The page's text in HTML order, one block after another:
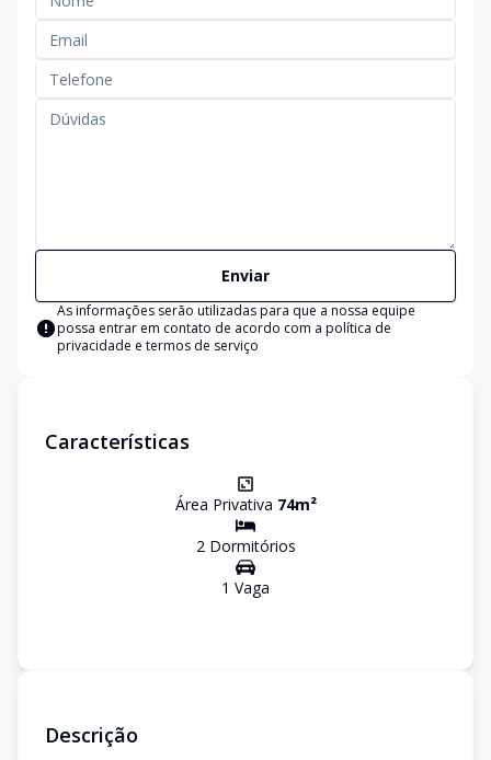
Enviar
As informações serão utilizadas para que a nossa equipe
possa entrar em contato de acordo com a política de
privacidade e termos de serviço
Características
Área Privativa 74m²
2Dormitórios
1 Vaga
Descrição